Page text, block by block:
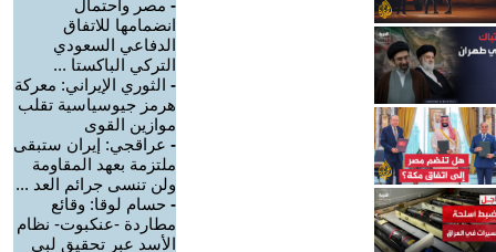
- مصر واحتمال
انضمامها للاتفاق
الدفاعي السعودي
التركي الباكستا ...
- الثوري الإيراني: معركة
هرمز جيوسياسية تقلب
موازين القوى
- عراقجي: إيران ستبقى
ملتزمة بعهد المقاومة
ولن تنسى جرائم العد ...
- حسام لوقا: وقائع
مطاردة -عنكبوت- نظام
الأسد عبر تحقيق لبي